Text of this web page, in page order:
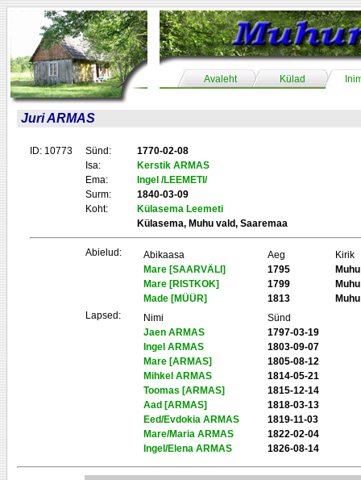
Avaleht Külad
Juri ARMAS
ID: 10773 Sünd:
1770-02-08
Isa:
Kerstik ARMAS
Ema:
Ingel /LEEMETI/
Surm:
1840-03-09
Koht:
Külasema Leemeti
Külasema, Muhu vald, Saaremaa
Abielud: Abikaasa Aeg
Kirik
Mare [SAARVÄLI]
1795
Muhu
Mare [RISTKOK]
1799
Muhu
Made [MÜÜR]
1813
Muhu
Lapsed:
Nimi
Sünd
Jaen ARMAS
1797-03-19
Ingel ARMAS
1803-09-07
Mare [ARMAS]
1805-08-12
Mihkel ARMAS
1814-05-21
Toomas [ARMAS]
1815-12-14
Aad [ARMAS]
1818-03-13
Eed/Evdokia ARMAS
1819-11-03
Mare/Maria ARMAS
1822-02-04
Ingel/Elena ARMAS
1826-08-14